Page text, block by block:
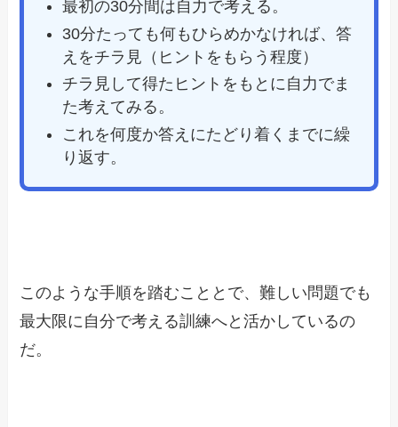
最初の30分間は自力で考える。
30分たっても何もひらめかなければ、答
えをチラ見（ヒントをもらう程度）
チラ見して得たヒントをもとに自力でま
た考えてみる。
これを何度か答えにたどり着くまでに繰
り返す。
このような手順を踏むこととで、難しい問題でも
最大限に自分で考える訓練へと活かしているの
だ。